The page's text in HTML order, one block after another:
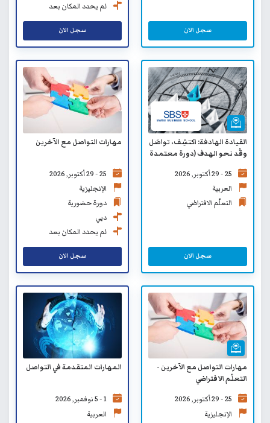
سجل الان
لم يحدد المكان بعد
سجل الان
القيادة الهادفة: اكتشِف، تواصَل
وقُد نحو الهدف (دورة معتمدة
SBS) - التعلّم الافتراضي
25 - 29 أكتوبر, 2026
العربية
التعلّم الافتراضي
سجل الان
مهارات التواصل مع الآخرين
25 - 29 أكتوبر, 2026
الإنجليزية
دورة حضورية
دبي
لم يحدد المكان بعد
سجل الان
مهارات التواصل مع الآخرين -
التعلّم الافتراضي
25 - 29 أكتوبر, 2026
الإنجليزية
المهارات المتقدمة في التواصل
1 - 5 نوفمبر, 2026
العربية